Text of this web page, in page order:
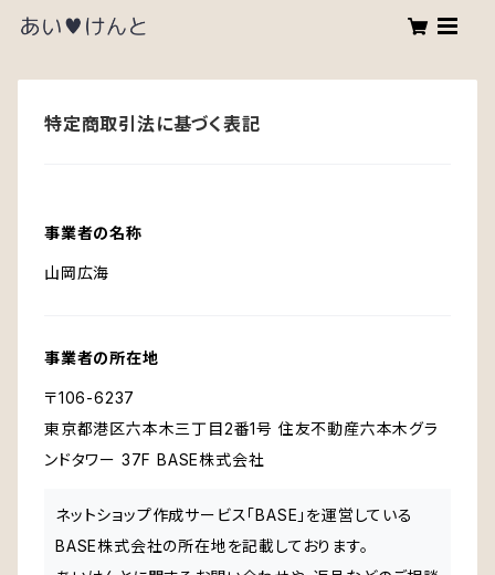
特定商取引法に基づく表記
事業者の名称
山岡広海
事業者の所在地
〒106-6237
東京都港区六本木三丁目2番1号 住友不動産六本木グラ
ンドタワー 37F BASE株式会社
ネットショップ作成サービス「BASE」を運営している
BASE株式会社の所在地を記載しております。